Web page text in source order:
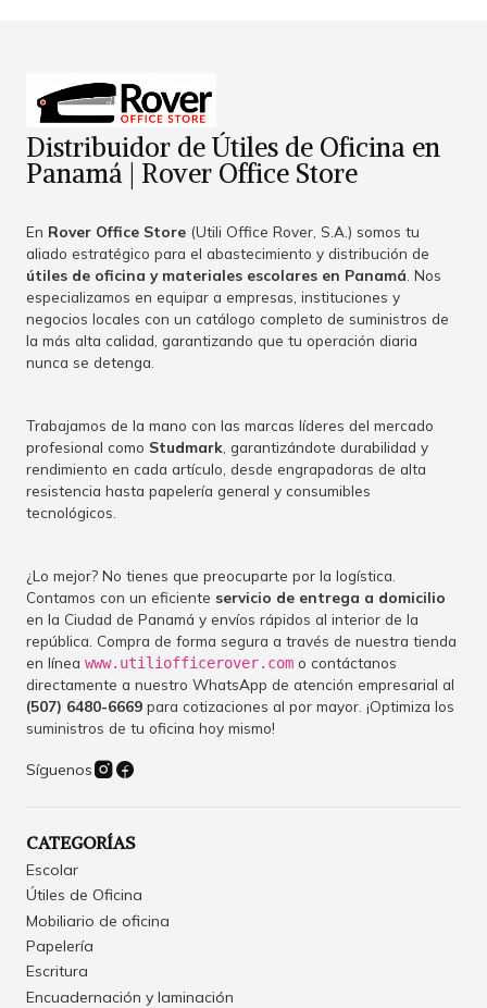
Distribuidor de Útiles de Oficina en
Panamá | Rover Office Store
En Rover Office Store (Utili Office Rover, S.A.) somos tu
aliado estratégico para el abastecimiento y distribución de
útiles de oficina y materiales escolares en Panamá . Nos
especializamos en equipar a empresas, instituciones y
negocios locales con un catálogo completo de suministros de
la más alta calidad, garantizando que tu operación diaria
nunca se detenga.
Trabajamos de la mano con las marcas líderes del mercado
profesional como Studmark , garantizándote durabilidad y
rendimiento en cada artículo, desde engrapadoras de alta
resistencia hasta papelería general y consumibles
tecnológicos.
¿Lo mejor? No tienes que preocuparte por la logística.
Contamos con un eficiente servicio de entrega a domicilio
en la Ciudad de Panamá y envíos rápidos al interior de la
república. Compra de forma segura a través de nuestra tienda
en línea www.utiliofficerover.com o contáctanos
directamente a nuestro WhatsApp de atención empresarial al
(507) 6480-6669 para cotizaciones al por mayor. ¡Optimiza los
suministros de tu oficina hoy mismo!
Síguenos
CATEGORÍAS
Escolar
Útiles de Oficina
Mobiliario de oficina
Papelería
Escritura
Encuadernación y laminación